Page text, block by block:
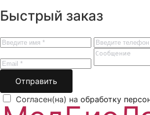
Быстрый заказ
Отправить
Согласен(на) на обработку